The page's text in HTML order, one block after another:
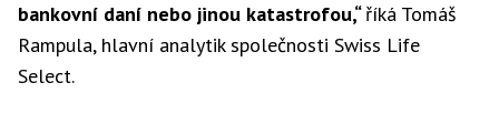
bankovní daní nebo jinou katastrofou,“říká Tomáš
Rampula, hlavní analytik společnosti Swiss Life
Select.